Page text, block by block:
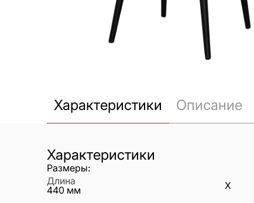
Характеристики Описание
Характеристики
Размеры:
Длина
440 мм X